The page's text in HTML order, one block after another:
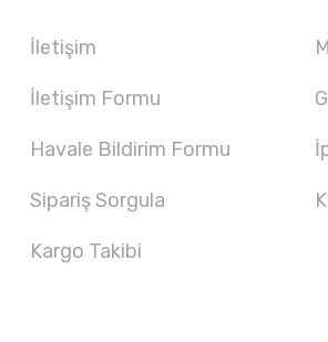
İletişim
İletişim Formu
Havale Bildirim Formu
Sipariş Sorgula
Kargo Takibi